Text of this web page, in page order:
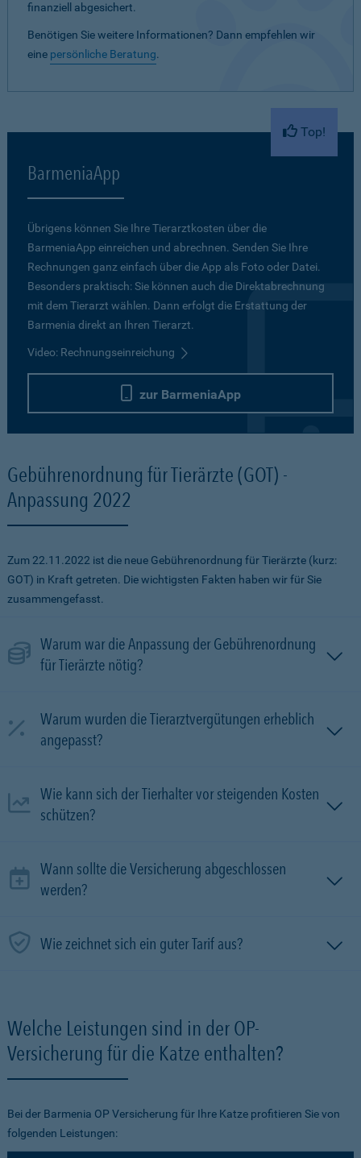
finanziell abgesichert.
Benötigen Sie weitere Informationen? Dann empfehlen wir
eine persönliche Beratung.
Top!
BarmeniaApp
Übrigens können Sie Ihre Tierarztkosten über die
BarmeniaApp einreichen und abrechnen. Senden Sie Ihre
Rechnungen ganz einfach über die App als Foto oder Datei.
Besonders praktisch: Sie können auch die Direktabrechnung
mit dem Tierarzt wählen. Dann erfolgt die Erstattung der
Barmenia direkt an Ihren Tierarzt.
Video: Rechnungseinreichung
zur BarmeniaApp
Gebührenordnung für Tierärzte (GOT) -
Anpassung 2022
Zum 22.11.2022 ist die neue Gebührenordnung für Tierärzte (kurz:
GOT) in Kraft getreten. Die wichtigsten Fakten haben wir für Sie
zusammengefasst.
Warum war die Anpassung der Gebührenordnung
für Tierärzte nötig?
Warum wurden die Tierarztvergütungen erheblich
angepasst?
Wie kann sich der Tierhalter vor steigenden Kosten
schützen?
Wann sollte die Versicherung abgeschlossen
werden?
Wie zeichnet sich ein guter Tarif aus?
Welche Leistungen sind in der OP-
Versicherung für die Katze enthalten?
Bei der Barmenia OP Versicherung für Ihre Katze profitieren Sie von
folgenden Leistungen: